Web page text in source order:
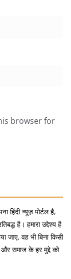
browser for
न्यूज़ पोर्टल है,
है। हमारा उद्देश्य है
जाए, वह भी बिना किसी
समाज के हर मुद्दे को